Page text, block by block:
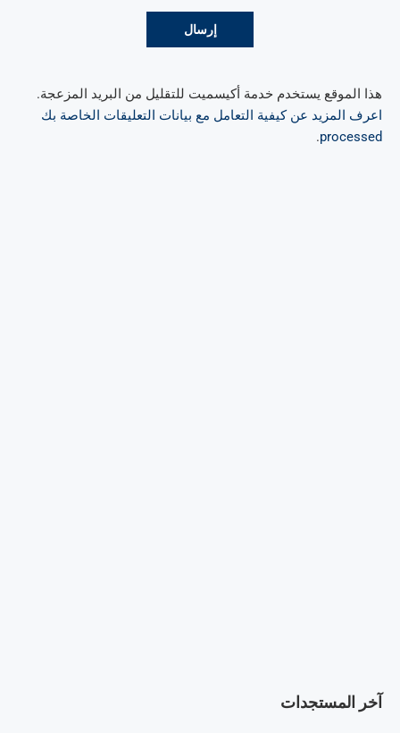
هذا الموقع يستخدم خدمة أكيسميت للتقليل من البريد المزعجة.
اعرف المزيد عن كيفية التعامل مع بيانات التعليقات الخاصة بك
processed
.
آخر المستجدات